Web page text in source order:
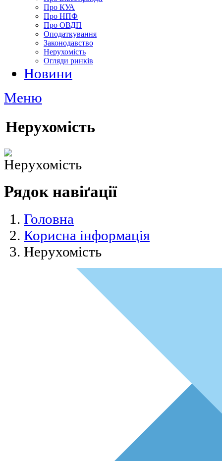
Про КУА
Про НПФ
Про ОВДП
Оподаткування
Законодавство
Нерухомість
Огляди ринків
Новини
Меню
Нерухомість
Рядок навіґації
Головна
Корисна інформація
Нерухомість